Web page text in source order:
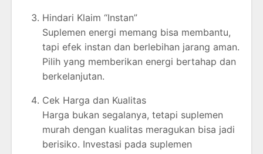
Hindari Klaim “Instan”
Suplemen energi memang bisa membantu,
tapi efek instan dan berlebihan jarang aman.
Pilih yang memberikan energi bertahap dan
berkelanjutan.
Cek Harga dan Kualitas
Harga bukan segalanya, tetapi suplemen
murah dengan kualitas meragukan bisa jadi
berisiko. Investasi pada suplemen